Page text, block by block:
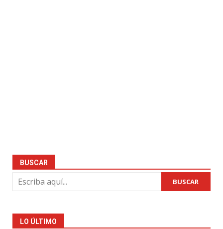
BUSCAR
BUSCAR
LO ÚLTIMO